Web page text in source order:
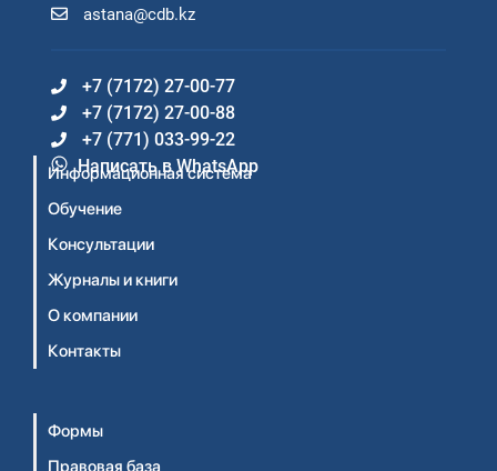
astana@cdb.kz
+7 (7172) 27-00-77
+7 (7172) 27-00-88
+7 (771) 033-99-22
Написать в WhatsApp
Информационная система
Обучение
Консультации
Журналы и книги
О компании
Контакты
Формы
Правовая база